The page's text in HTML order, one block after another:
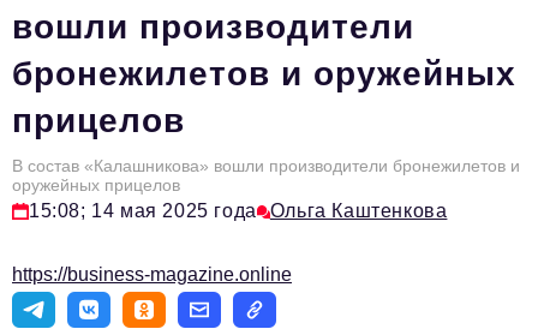
HR
Персона номера
Инфраструктура развития
Технологии и тренды
Туризм
Мероприятия
вошли производители
бронежилетов и оружейных
прицелов
В состав «Калашникова» вошли производители бронежилетов и
оружейных прицелов
15:08; 14 мая 2025 года Ольга Каштенкова
https://business-magazine.online